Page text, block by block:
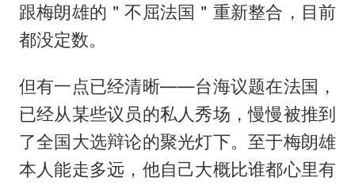
跟梅朗雄的＂不屈法国＂重新整合，目前
都没定数。
但有一点已经清晰——台海议题在法国，
已经从某些议员的私人秀场，慢慢被推到
了全国大选辩论的聚光灯下。至于梅朗雄
本人能走多远，他自己大概比谁都心里有